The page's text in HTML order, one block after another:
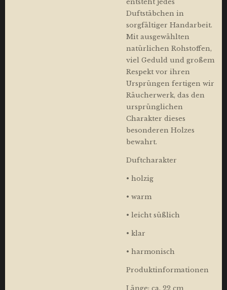
Duftstäbchen in
sorgfältiger Handarbeit.
Mit ausgewählten
natürlichen Rohstoffen,
viel Geduld und großem
Respekt vor ihren
Ursprüngen fertigen wir
Räucherwerk, das den
ursprünglichen
Charakter dieses
besonderen Holzes
bewahrt.
Duftcharakter
• holzig
• warm
• leicht süßlich
• klar
• harmonisch
Produktinformationen
Länge: ca. 22 cm